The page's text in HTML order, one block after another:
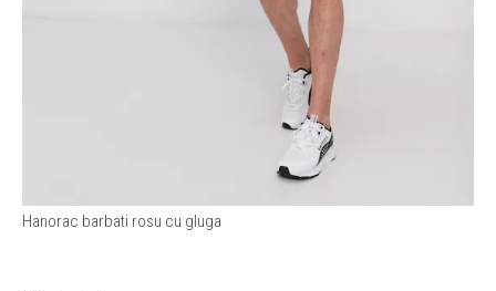
Hanorac barbati rosu cu gluga